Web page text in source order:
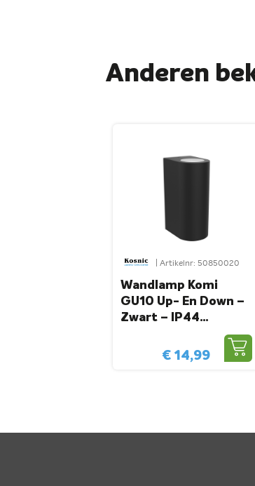
Anderen
| Artikelnr: 50850020
Wandlamp Komi
GU10 Up- En Down –
Zwart – IP44
Waterbestendig ABS
– Voor Overkapping
€ 14,99